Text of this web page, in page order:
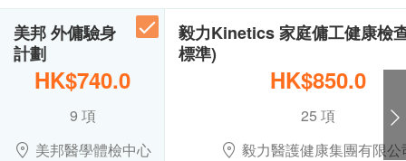
小便白蛋白
小便肌酸酐
尿球蛋白/肌酸酐比率
尿蛋白/肌酸酐比率
大便
作天內獲得驗身報告。如有需要特別快速報告，可
向醫護人員提出，作出特別安排。
所有自選項目一經電話確認預約後, 項目不得作出
更改。
如有爭議，健康網購health.ESDlife及時代醫療服
務中心保留最後決定權。
星期六︰9:00a.m. – 6:30p.m.
星期日及公眾假期︰休息
美邦 外傭驗身
計劃
HK$740.0
9 項
美邦醫學體檢中心
毅力Kinetics 家庭傭工健康檢
標準)
HK$850.0
25 項
毅力醫護健康集團有限公